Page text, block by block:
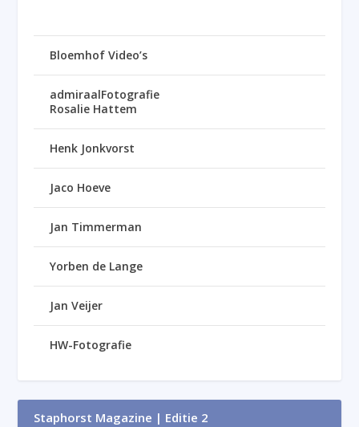
Bloemhof Video’s
admiraalFotografie
Rosalie Hattem
Henk Jonkvorst
Jaco Hoeve
Jan Timmerman
Yorben de Lange
Jan Veijer
HW-Fotografie
Staphorst Magazine | Editie 2